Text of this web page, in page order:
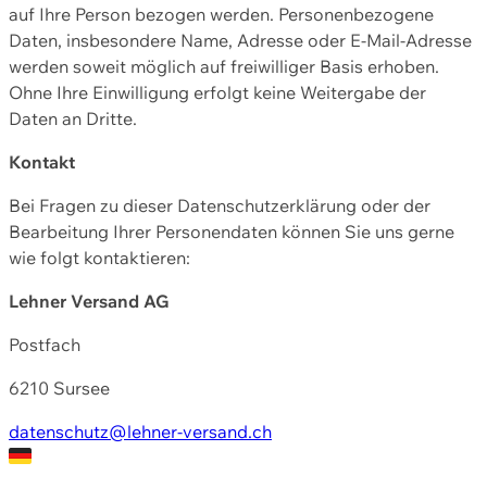
auf Ihre Person bezogen werden. Personenbezogene
Daten, insbesondere Name, Adresse oder E-Mail-Adresse
werden soweit möglich auf freiwilliger Basis erhoben.
Ohne Ihre Einwilligung erfolgt keine Weitergabe der
Daten an Dritte.
Kontakt
Bei Fragen zu dieser Datenschutzerklärung oder der
Bearbeitung Ihrer Personendaten können Sie uns gerne
wie folgt kontaktieren:
Lehner Versand AG
Postfach
6210 Sursee
datenschutz@lehner-versand.ch